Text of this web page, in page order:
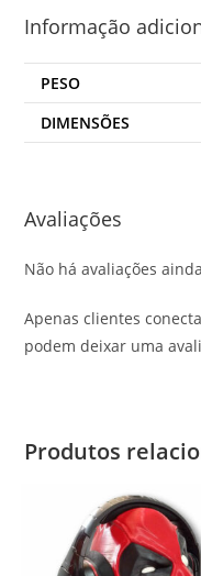
Informação
PESO
DIMENSÕES
Avaliações
Não há avaliações
Apenas clientes
podem deixar uma
Produtos